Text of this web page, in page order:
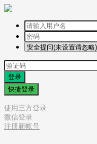
登录
快捷登录
使用三方登录
微信登录
注册新帐号